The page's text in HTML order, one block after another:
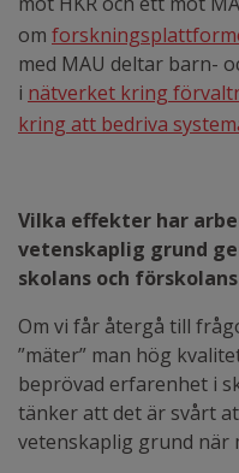
om
med MAU deltar barn-
i nätverket kring
kring att bedriva
Vilka effekter har
vetenskaplig grund
skolans och
Om vi får återgå till
”mäter” man hög
beprövad erfarenhet i
tänker att det är svårt
vetenskaplig grund när